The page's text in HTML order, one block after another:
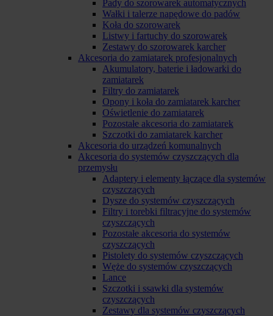
Pady do szorowarek automatycznych
Wałki i talerze napędowe do padów
Koła do szorowarek
Listwy i fartuchy do szorowarek
Zestawy do szorowarek karcher
Akcesoria do zamiatarek profesjonalnych
Akumulatory, baterie i ładowarki do
zamiatarek
Filtry do zamiatarek
Opony i koła do zamiatarek karcher
Oświetlenie do zamiatarek
Pozostałe akcesoria do zamiatarek
Szczotki do zamiatarek karcher
Akcesoria do urządzeń komunalnych
Akcesoria do systemów czyszczących dla
przemysłu
Adaptery i elementy łączące dla systemów
czyszczących
Dysze do systemów czyszczących
Filtry i torebki filtracyjne do systemów
czyszczących
Pozostałe akcesoria do systemów
czyszczących
Pistolety do systemów czyszczących
Węże do systemów czyszczących
Lance
Szczotki i ssawki dla systemów
czyszczących
Zestawy dla systemów czyszczących